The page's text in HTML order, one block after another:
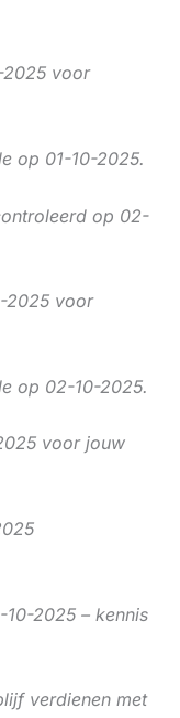
2025 voor
op 01-10-2025.
op 02-
2025 voor
op 02-10-2025.
voor jouw
2025 – kennis
verdienen met